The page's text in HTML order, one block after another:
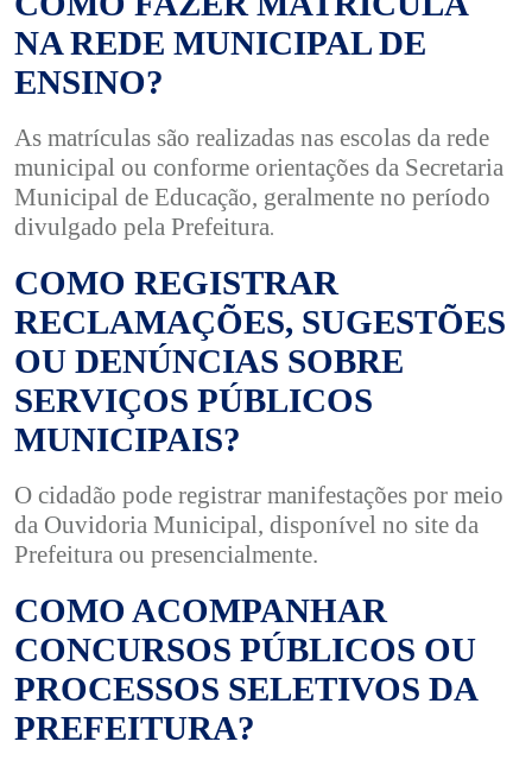
NA REDE MUNICIPAL DE
ENSINO?
As matrículas são realizadas nas escolas da rede
municipal ou conforme orientações da Secretaria
Municipal de Educação, geralmente no período
divulgado pela Prefeitura.
COMO REGISTRAR
RECLAMAÇÕES, SUGESTÕES
OU DENÚNCIAS SOBRE
SERVIÇOS PÚBLICOS
MUNICIPAIS?
O cidadão pode registrar manifestações por meio
da Ouvidoria Municipal, disponível no site da
Prefeitura ou presencialmente.
COMO ACOMPANHAR
CONCURSOS PÚBLICOS OU
PROCESSOS SELETIVOS DA
PREFEITURA?